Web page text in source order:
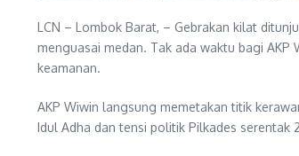
LCN – Lombok Barat, – Gebrakan kilat
menguasai medan. Tak ada waktu bagi
keamanan.
AKP Wiwin langsung memetakan titik
Idul Adha dan tensi politik Pilkades serentak